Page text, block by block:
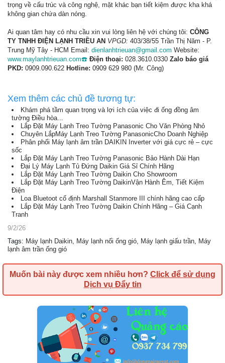
trọng về cấu trúc và công nghệ, mặt khác bạn tiết kiệm được kha khá
không gian chứa dàn nóng.
Ai quan tâm hay có nhu cầu xin vui lòng liên hệ với chúng tôi: CÔNG
TY TNHH ĐIỆN LẠNH TRIỀU AN VPGD: 403/38/55 Trần Thị Năm - P.
Trung Mỹ Tây - HCM Email: dienlanhtrieuan@gmail.com Website:
www.maylanhtrieuan.com☎️ Điện thoại: 028.3610.0330 Zalo báo giá
PKD: 0909.090.622 Hotline: 0909 629 980 (Mr. Công)
Xem thêm các chủ đề tương tự:
Khám phá tầm quan trọng và lợi ích của việc đi ống đồng âm
tường Điều hòa...
Lắp Đặt Máy Lạnh Treo Tường Panasonic Cho Văn Phòng Nhỏ
Chuyên LắpMáy Lạnh Treo Tường PanasonicCho Doanh Nghiệp
Phân phối Máy lạnh âm trần DAIKIN Inverter với giá cực rẻ – cực
sốc
Lắp Đặt Máy Lạnh Treo Tường Panasonic Bảo Hành Dài Hạn
Đại Lý Máy Lạnh Tủ Đứng Daikin Giá Sỉ Chính Hãng
Lắp Đặt Máy Lạnh Treo Tường Daikin Cho Showroom
Lắp Đặt Máy Lạnh Treo Tường DaikinVận Hành Êm, Tiết Kiệm
Điện
Loa Bluetoot cố định Marshall Stanmore III chính hãng cao cấp
Lắp Đặt Máy Lạnh Treo Tường Daikin Chính Hãng – Giá Cạnh
Tranh
9/2/26
Tags: Máy lạnh Daikin, Máy lạnh nối ống gió, Máy lạnh giấu trần, Máy
lạnh âm trần ống gió
Muốn bài này được xem nhiều hơn? Click để sử dụng
Dịch vụ Đẩy tin